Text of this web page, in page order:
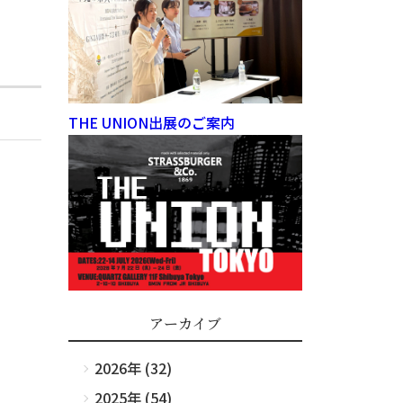
THE UNION出展のご案内
アーカイブ
2026年 (32)
2025年 (54)